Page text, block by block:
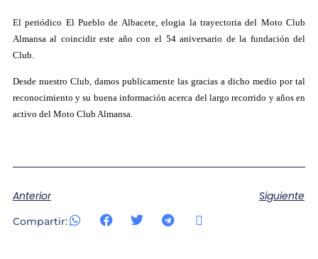
El periódico El Pueblo de Albacete, elogia la trayectoria del Moto Club
Almansa al coincidir este año con el 54 aniversario de la fundación del
Club.
Desde nuestro Club, damos publicamente las gracias a dicho medio por tal
reconocimiento y su buena información acerca del largo recorrido y años en
activo del Moto Club Almansa.
Anterior Siguiente
Compartir: